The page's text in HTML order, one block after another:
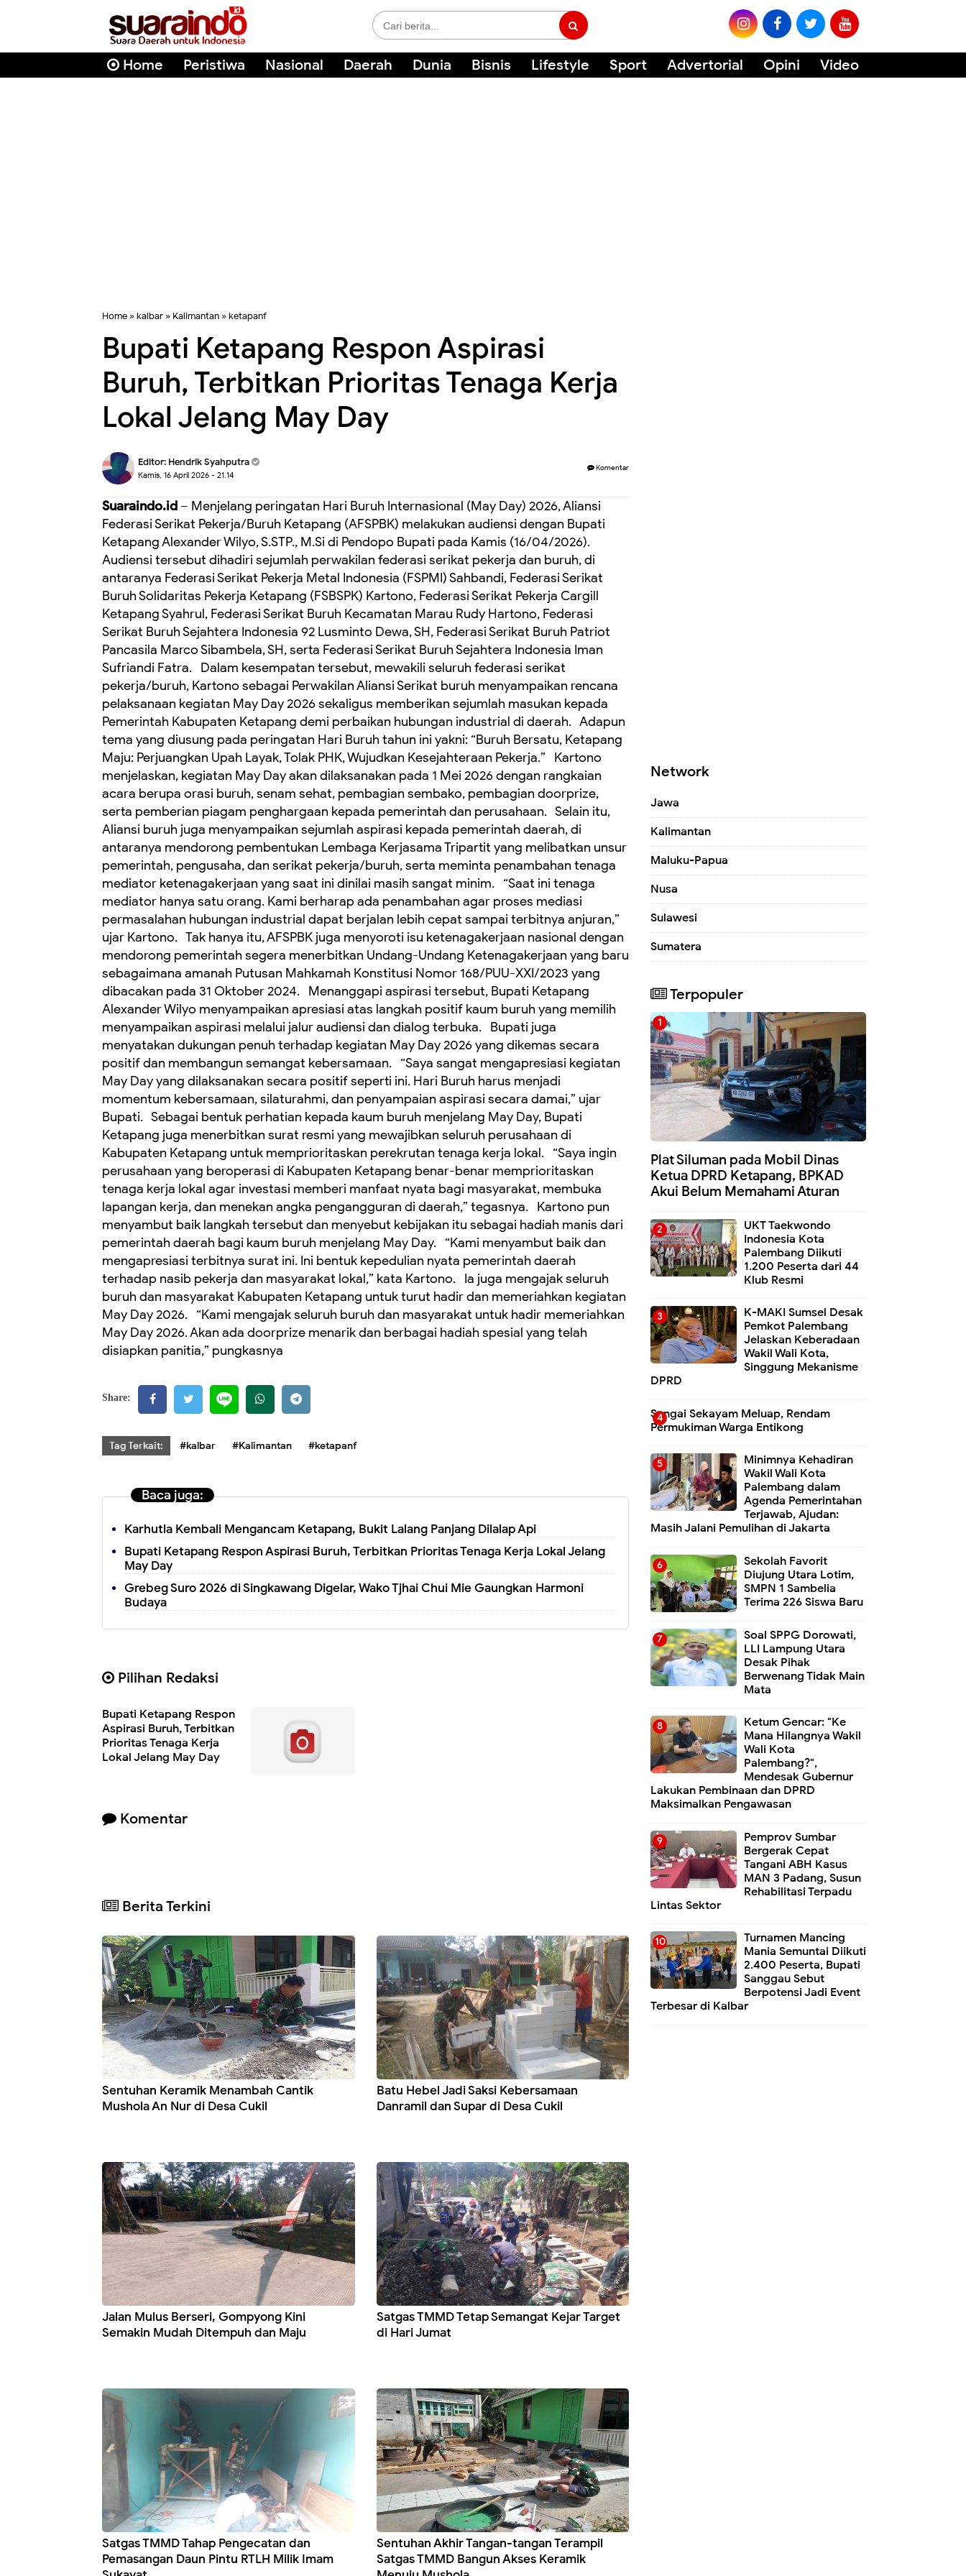
Home Peristiwa Nasional Daerah Dunia Bisnis Lifestyle Sport Advertorial Opini Video
Home »kalbar » Kalimantan »ketapanf
Bupati Ketapang Respon Aspirasi
Buruh, Terbitkan Prioritas Tenaga Kerja
Lokal Jelang May Day
Editor: Hendrik Syahputra
Kamis, 16 April 2026 - 21.14
Komentar
Suaraindo.id – Menjelang peringatan Hari Buruh Internasional (May Day) 2026, Aliansi
Federasi Serikat Pekerja/Buruh Ketapang (AFSPBK) melakukan audiensi dengan Bupati
Ketapang Alexander Wilyo, S.STP., M.Si di Pendopo Bupati pada Kamis (16/04/2026).
Audiensi tersebut dihadiri sejumlah perwakilan federasi serikat pekerja dan buruh, di
antaranya Federasi Serikat Pekerja Metal Indonesia (FSPMI) Sahbandi, Federasi Serikat
Buruh Solidaritas Pekerja Ketapang (FSBSPK) Kartono, Federasi Serikat Pekerja Cargill
Ketapang Syahrul, Federasi Serikat Buruh Kecamatan Marau Rudy Hartono, Federasi
Serikat Buruh Sejahtera Indonesia 92 Lusminto Dewa, SH, Federasi Serikat Buruh Patriot
Pancasila Marco Sibambela, SH, serta Federasi Serikat Buruh Sejahtera Indonesia Iman
Sufriandi Fatra. Dalam kesempatan tersebut, mewakili seluruh federasi serikat
pekerja/buruh, Kartono sebagai Perwakilan Aliansi Serikat buruh menyampaikan rencana
pelaksanaan kegiatan May Day 2026 sekaligus memberikan sejumlah masukan kepada
Pemerintah Kabupaten Ketapang demi perbaikan hubungan industrial di daerah. Adapun
tema yang diusung pada peringatan Hari Buruh tahun ini yakni: “Buruh Bersatu, Ketapang
Maju: Perjuangkan Upah Layak, Tolak PHK, Wujudkan Kesejahteraan Pekerja.” Kartono
menjelaskan, kegiatan May Day akan dilaksanakan pada 1 Mei 2026 dengan rangkaian
acara berupa orasi buruh, senam sehat, pembagian sembako, pembagian doorprize,
serta pemberian piagam penghargaan kepada pemerintah dan perusahaan. Selain itu,
Aliansi buruh juga menyampaikan sejumlah aspirasi kepada pemerintah daerah, di
antaranya mendorong pembentukan Lembaga Kerjasama Tripartit yang melibatkan unsur
pemerintah, pengusaha, dan serikat pekerja/buruh, serta meminta penambahan tenaga
mediator ketenagakerjaan yang saat ini dinilai masih sangat minim. “Saat ini tenaga
mediator hanya satu orang. Kami berharap ada penambahan agar proses mediasi
permasalahan hubungan industrial dapat berjalan lebih cepat sampai terbitnya anjuran,”
ujar Kartono. Tak hanya itu, AFSPBK juga menyoroti isu ketenagakerjaan nasional dengan
mendorong pemerintah segera menerbitkan Undang-Undang Ketenagakerjaan yang baru
sebagaimana amanah Putusan Mahkamah Konstitusi Nomor 168/PUU-XXI/2023 yang
dibacakan pada 31 Oktober 2024. Menanggapi aspirasi tersebut, Bupati Ketapang
Alexander Wilyo menyampaikan apresiasi atas langkah positif kaum buruh yang memilih
menyampaikan aspirasi melalui jalur audiensi dan dialog terbuka. Bupati juga
menyatakan dukungan penuh terhadap kegiatan May Day 2026 yang dikemas secara
positif dan membangun semangat kebersamaan. “Saya sangat mengapresiasi kegiatan
May Day yang dilaksanakan secara positif seperti ini. Hari Buruh harus menjadi
momentum kebersamaan, silaturahmi, dan penyampaian aspirasi secara damai,” ujar
Bupati. Sebagai bentuk perhatian kepada kaum buruh menjelang May Day, Bupati
Ketapang juga menerbitkan surat resmi yang mewajibkan seluruh perusahaan di
Kabupaten Ketapang untuk memprioritaskan perekrutan tenaga kerja lokal. “Saya ingin
perusahaan yang beroperasi di Kabupaten Ketapang benar-benar memprioritaskan
tenaga kerja lokal agar investasi memberi manfaat nyata bagi masyarakat, membuka
lapangan kerja, dan menekan angka pengangguran di daerah,” tegasnya. Kartono pun
menyambut baik langkah tersebut dan menyebut kebijakan itu sebagai hadiah manis dari
pemerintah daerah bagi kaum buruh menjelang May Day. “Kami menyambut baik dan
mengapresiasi terbitnya surat ini. Ini bentuk kepedulian nyata pemerintah daerah
terhadap nasib pekerja dan masyarakat lokal,” kata Kartono. Ia juga mengajak seluruh
buruh dan masyarakat Kabupaten Ketapang untuk turut hadir dan memeriahkan kegiatan
May Day 2026. “Kami mengajak seluruh buruh dan masyarakat untuk hadir memeriahkan
May Day 2026. Akan ada doorprize menarik dan berbagai hadiah spesial yang telah
disiapkan panitia,” pungkasnya
Share:
Tag Terkait: #kalbar #Kalimantan #ketapanf
Baca juga:
Karhutla Kembali Mengancam Ketapang, Bukit Lalang Panjang Dilalap Api
Bupati Ketapang Respon Aspirasi Buruh, Terbitkan Prioritas Tenaga Kerja Lokal Jelang
May Day
Grebeg Suro 2026 di Singkawang Digelar, Wako Tjhai Chui Mie Gaungkan Harmoni
Budaya
Pilihan Redaksi
Bupati Ketapang Respon
Aspirasi Buruh, Terbitkan
Prioritas Tenaga Kerja
Lokal Jelang May Day
Komentar
Berita Terkini
Sentuhan Keramik Menambah Cantik
Mushola An Nur di Desa Cukil
Batu Hebel Jadi Saksi Kebersamaan
Danramil dan Supar di Desa Cukil
Jalan Mulus Berseri, Gompyong Kini
Semakin Mudah Ditempuh dan Maju
Satgas TMMD Tetap Semangat Kejar Target
di Hari Jumat
Satgas TMMD Tahap Pengecatan dan
Pemasangan Daun Pintu RTLH Milik Imam
Sentuhan Akhir Tangan-tangan Terampil
Satgas TMMD Bangun Akses Keramik
Network
Jawa
Kalimantan
Maluku-Papua
Nusa
Sulawesi
Sumatera
Terpopuler
Plat Siluman pada Mobil Dinas
Ketua DPRD Ketapang, BPKAD
Akui Belum Memahami Aturan
UKT Taekwondo
Indonesia Kota
Palembang Diikuti
1.200 Peserta dari 44
Klub Resmi
K-MAKI Sumsel Desak
Pemkot Palembang
Jelaskan Keberadaan
Wakil Wali Kota,
Singgung Mekanisme
DPRD
Sungai Sekayam Meluap, Rendam
Permukiman Warga Entikong
Minimnya Kehadiran
Wakil Wali Kota
Palembang dalam
Agenda Pemerintahan
Terjawab, Ajudan:
Masih Jalani Pemulihan di Jakarta
Sekolah Favorit
Diujung Utara Lotim,
SMPN 1 Sambelia
Terima 226 Siswa Baru ‎
Soal SPPG Dorowati,
LLI Lampung Utara
Desak Pihak
Berwenang Tidak Main
Mata
Ketum Gencar: "Ke
Mana Hilangnya Wakil
Wali Kota
Palembang?",
Mendesak Gubernur
Lakukan Pembinaan dan DPRD
Maksimalkan Pengawasan
Pemprov Sumbar
Bergerak Cepat
Tangani ABH Kasus
MAN 3 Padang, Susun
Rehabilitasi Terpadu
Lintas Sektor
Turnamen Mancing
Mania Semuntai Diikuti
2.400 Peserta, Bupati
Sanggau Sebut
Berpotensi Jadi Event
Terbesar di Kalbar